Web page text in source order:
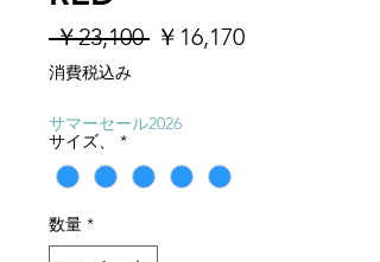
￥23,100 通
格
￥16,170セ
消費税込み
サマーセール2026
サイズ、
*
数量 *